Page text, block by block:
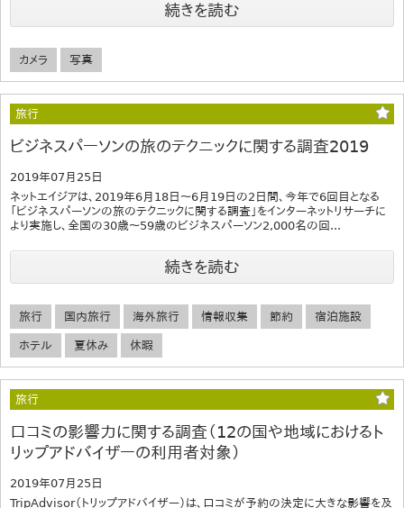
続きを読む
カメラ 写真
旅行
ビジネスパーソンの旅のテクニックに関する調査2019
2019年07月25日
ネットエイジアは、2019年6月18日～6月19日の2日間、今年で6回目となる
「ビジネスパーソンの旅のテクニックに関する調査」をインターネットリサーチに
より実施し、全国の30歳～59歳のビジネスパーソン2,000名の回...
続きを読む
旅行 国内旅行 海外旅行 情報収集 節約 宿泊施設
ホテル 夏休み 休暇
旅行
口コミの影響力に関する調査（12の国や地域におけるト
リップアドバイザーの利用者対象）
2019年07月25日
TripAdvisor（トリップアドバイザー）は、口コミが予約の決定に大きな影響を及